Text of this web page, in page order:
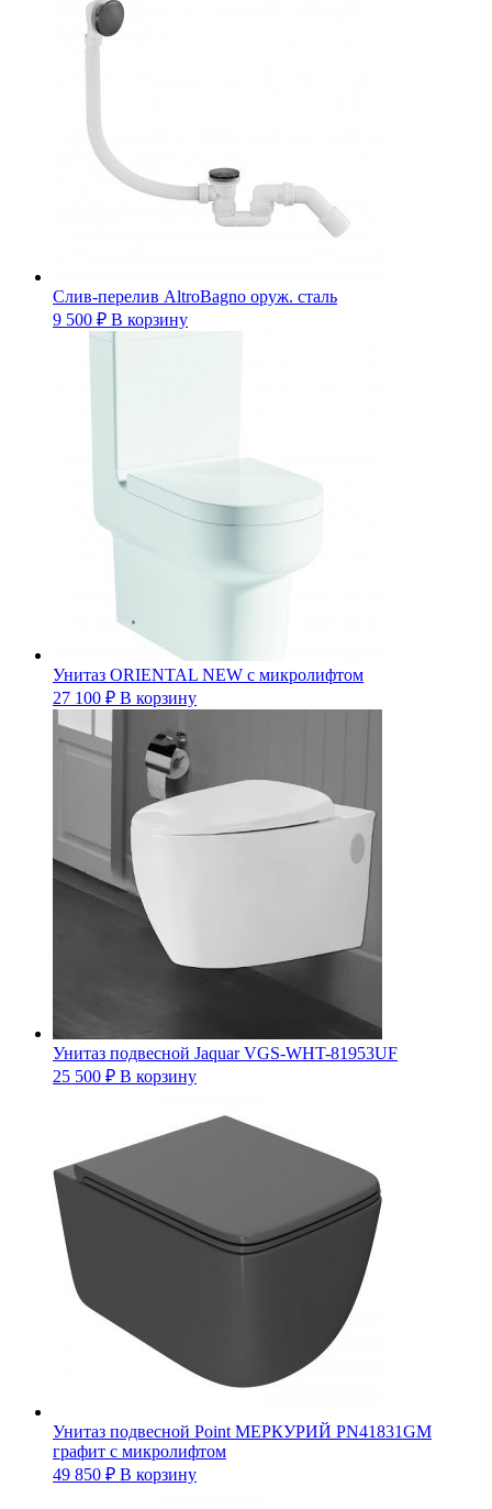
Слив-перелив AltroBagno оруж. сталь
9 500 ₽ В корзину
Унитаз ORIENTAL NEW с микролифтом
27 100 ₽ В корзину
Унитаз подвесной Jaquar VGS-WHT-81953UF
25 500 ₽ В корзину
Унитаз подвесной Point МЕРКУРИЙ PN41831GM
графит с микролифтом
49 850 ₽ В корзину